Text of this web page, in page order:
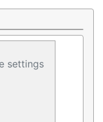
settings